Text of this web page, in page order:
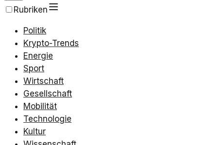
Rubriken
Politik
Krypto-Trends
Energie
Sport
Wirtschaft
Gesellschaft
Mobilität
Technologie
Kultur